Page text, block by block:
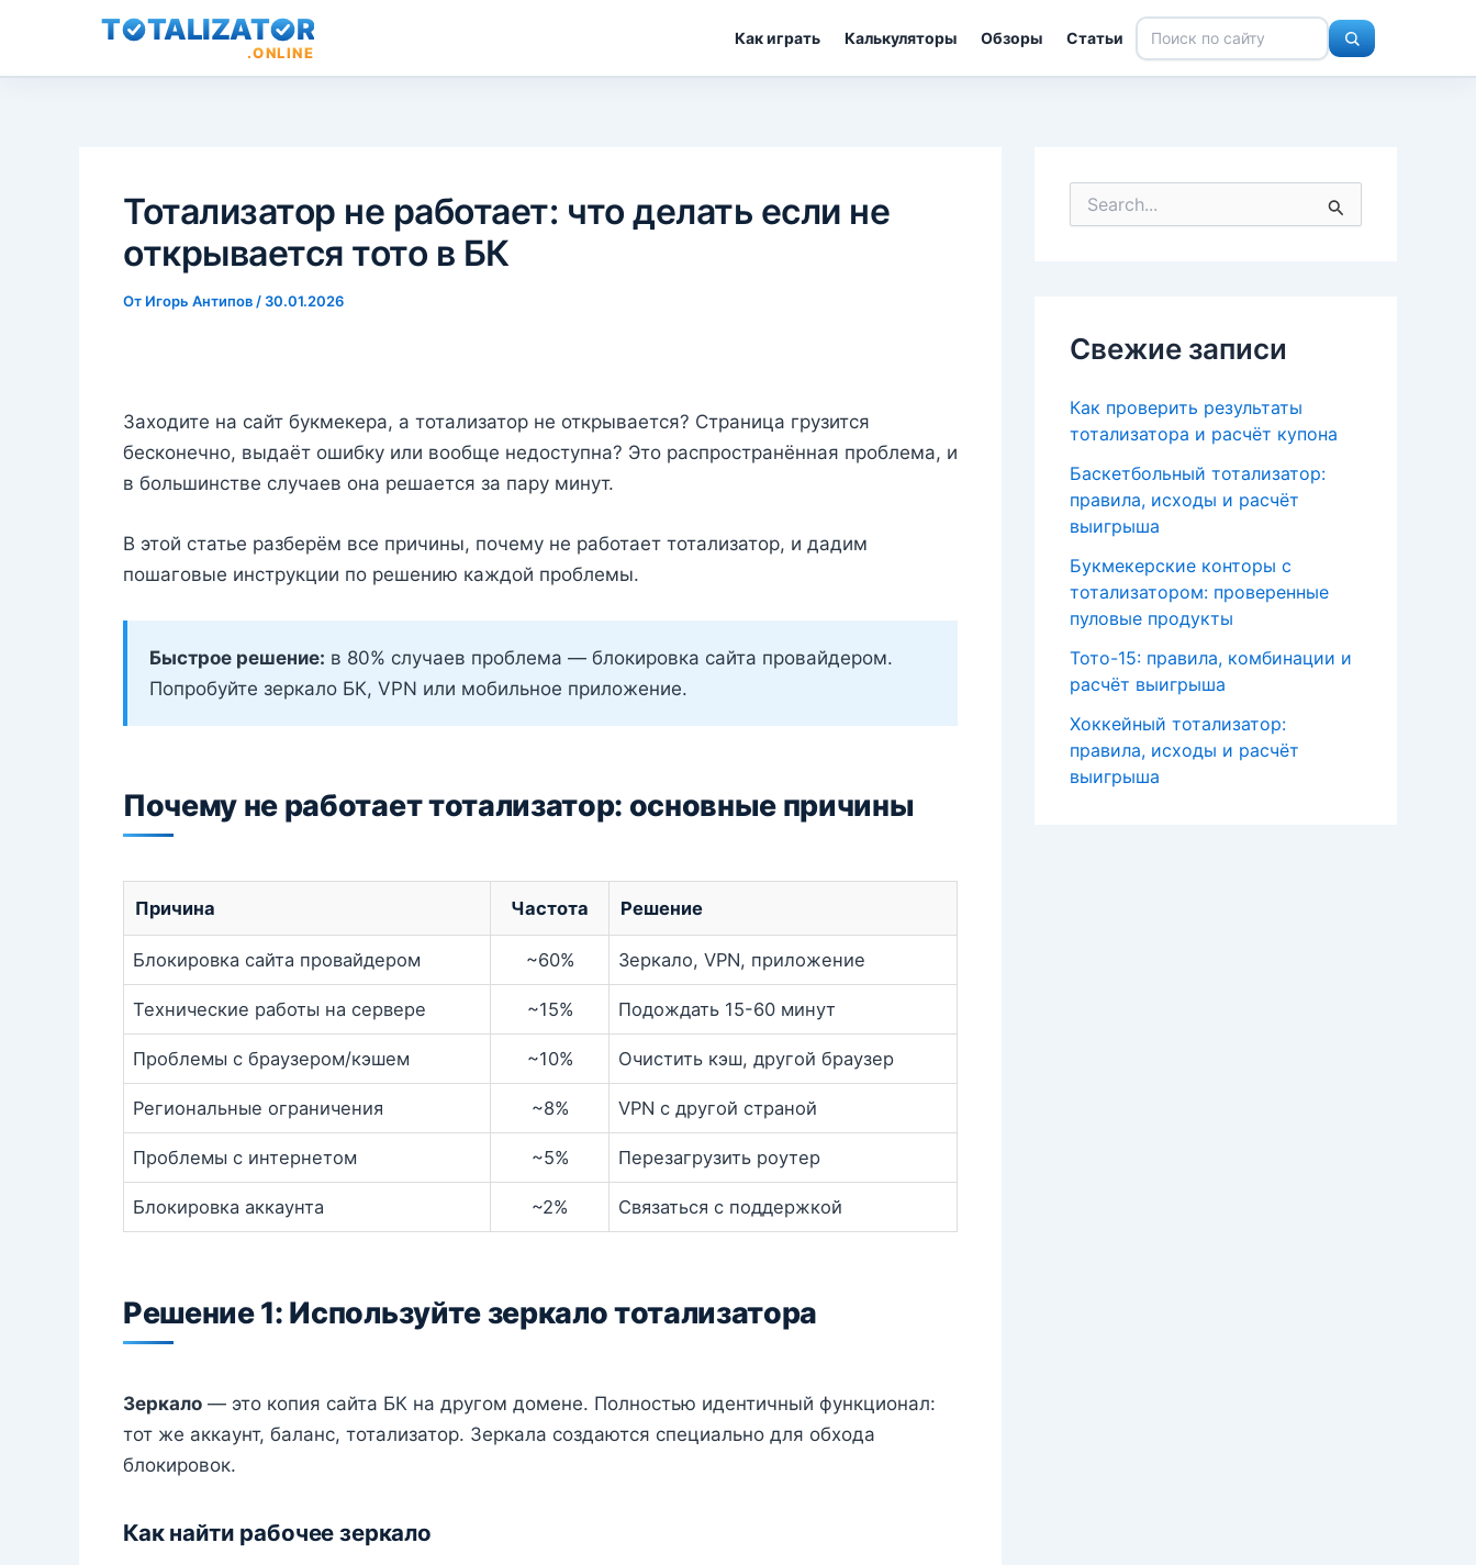
T TALIZAT R
.ONLINE
Как играть Калькуляторы Обзоры Статьи
Тотализатор не работает: что делать если не
открывается тото в БК
От Игорь Антипов / 30.01.2026
Заходите на сайт букмекера, а тотализатор не открывается? Страница грузится
бесконечно, выдаёт ошибку или вообще недоступна? Это распространённая проблема, и
в большинстве случаев она решается за пару минут.
В этой статье разберём все причины, почему не работает тотализатор, и дадим
пошаговые инструкции по решению каждой проблемы.
Быстрое решение: в 80% случаев проблема — блокировка сайта провайдером.
Попробуйте зеркало БК, VPN или мобильное приложение.
Почему не работает тотализатор: основные причины
Причина Частота Решение
Блокировка сайта провайдером ~60% Зеркало, VPN, приложение
Технические работы на сервере ~15% Подождать 15-60 минут
Проблемы с браузером/кэшем ~10% Очистить кэш, другой браузер
Региональные ограничения ~8% VPN с другой страной
Проблемы с интернетом ~5% Перезагрузить роутер
Блокировка аккаунта ~2% Связаться с поддержкой
Решение 1: Используйте зеркало тотализатора
Зеркало — это копия сайта БК на другом домене. Полностью идентичный функционал:
тот же аккаунт, баланс, тотализатор. Зеркала создаются специально для обхода
блокировок.
Как найти рабочее зеркало
Свежие записи
Как проверить результаты
тотализатора и расчёт купона
Баскетбольный тотализатор:
правила, исходы и расчёт
выигрыша
Букмекерские конторы с
тотализатором: проверенные
пуловые продукты
Тото-15: правила, комбинации и
расчёт выигрыша
Хоккейный тотализатор:
правила, исходы и расчёт
выигрыша